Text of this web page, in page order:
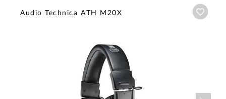
Audio Technica ATH M20X